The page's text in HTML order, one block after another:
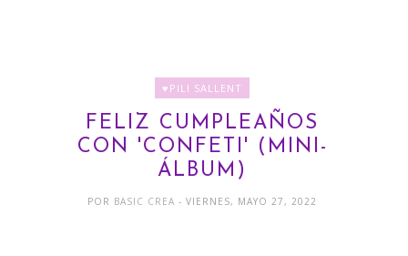
♥PILI SALLENT
FELIZ CUMPLEAÑOS
CON 'CONFETI' (MINI-
ÁLBUM)
POR BASIC CREA- VIERNES, MAYO 27, 2022